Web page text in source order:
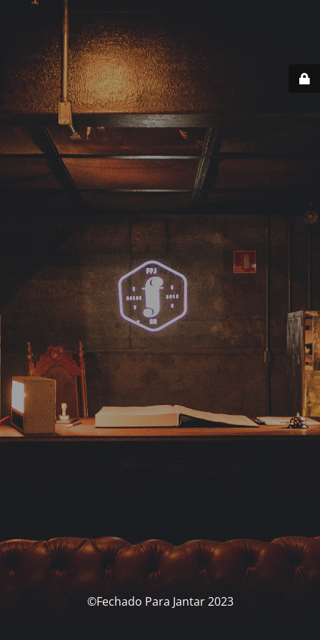
©Fechado Para Jantar 2023